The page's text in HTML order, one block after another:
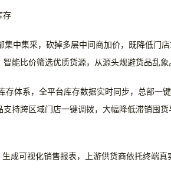
存
中集采，砍掉多层中间商加价，既降低门
能比价筛选优质货源，从源头规避货品乱象
存体系，全平台库存数据实时同步，总部一
持跨区域门店一键调拨，大幅降低滞销囤
成可视化销售报表，上游供货商依托终端真